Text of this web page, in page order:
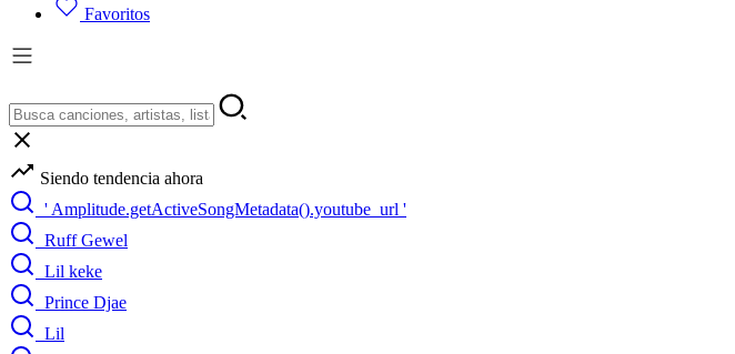
Favoritos
Siendo tendencia ahora
' Amplitude.getActiveSongMetadata().youtube_url '
Ruff Gewel
Lil keke
Prince Djae
Lil